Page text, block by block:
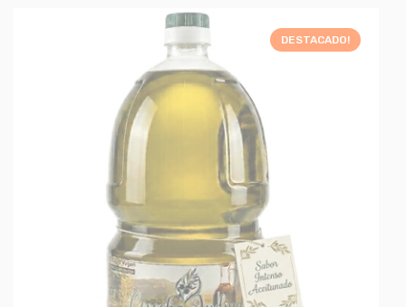
DESTACADO!